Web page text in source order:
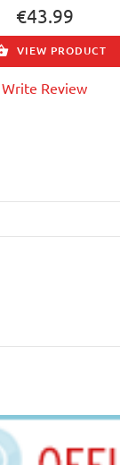
€43.99
VIEW PRODUCT
Write Review